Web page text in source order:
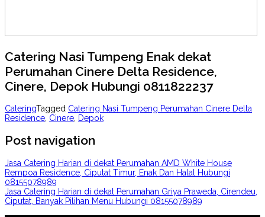
Catering Nasi Tumpeng Enak dekat
Perumahan Cinere Delta Residence,
Cinere, Depok Hubungi 0811822237
CateringTagged Catering Nasi Tumpeng Perumahan Cinere Delta
Residence Cinere Depok
Post navigation
Jasa Catering Harian di dekat Perumahan AMD White House
Rempoa Residence, Ciputat Timur, Enak Dan Halal Hubungi
08155078989
Jasa Catering Harian di dekat Perumahan Griya Praweda, Cirendeu,
Ciputat, Banyak Pilihan Menu Hubungi 08155078989